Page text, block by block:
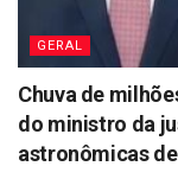
GERAL
Chuva de
do ministro da
astronômicas